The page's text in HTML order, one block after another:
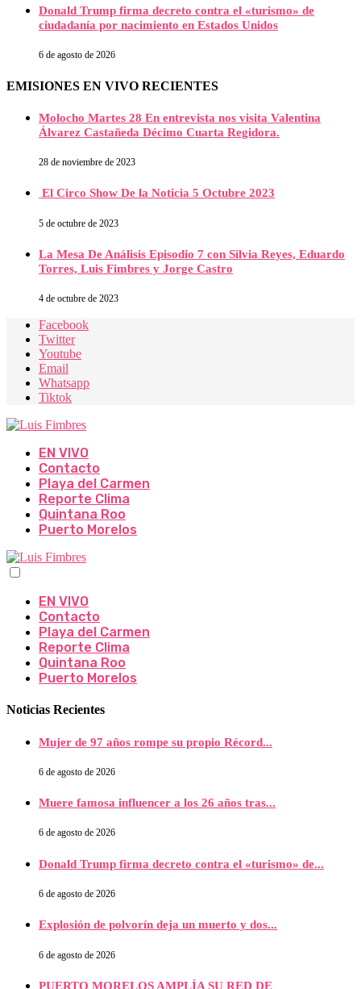
Donald Trump firma decreto contra el «turismo» de
ciudadanía por nacimiento en Estados Unidos
6 de agosto de 2026
EMISIONES EN VIVO RECIENTES
Molocho Martes 28 En entrevista nos visita Valentina
Álvarez Castañeda Décimo Cuarta Regidora.
28 de noviembre de 2023
El Circo Show De la Noticia 5 Octubre 2023
5 de octubre de 2023
La Mesa De Análisis Episodio 7 con Silvia Reyes, Eduardo
Torres, Luis Fimbres y Jorge Castro
4 de octubre de 2023
Facebook
Twitter
Youtube
Email
Whatsapp
Tiktok
EN VIVO
Contacto
Playa del Carmen
Reporte Clima
Quintana Roo
Puerto Morelos
EN VIVO
Contacto
Playa del Carmen
Reporte Clima
Quintana Roo
Puerto Morelos
Noticias Recientes
Mujer de 97 años rompe su propio Récord...
6 de agosto de 2026
Muere famosa influencer a los 26 años tras...
6 de agosto de 2026
Donald Trump firma decreto contra el «turismo» de...
6 de agosto de 2026
Explosión de polvorín deja un muerto y dos...
6 de agosto de 2026
PUERTO MORELOS AMPLÍA SU RED DE